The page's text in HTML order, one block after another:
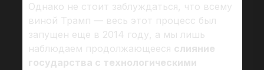
Однако не стоит заблуждаться, что всему
виной Трамп — весь этот процесс был
запущен еще в 2014 году, а мы лишь
наблюдаем продолжающееся слияние
государства с технологическими